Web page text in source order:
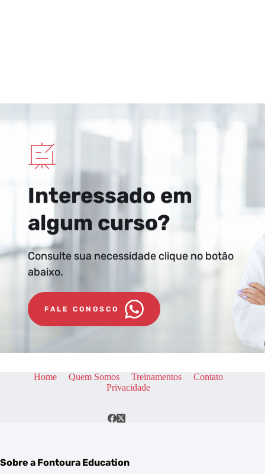
Interessado em
algum curso?
Consulte sua necessidade clique no botão
abaixo.
FALE CONOSCO
Home Quem Somos Treinamentos
Contato
Privacidade
Sobre a Fontoura Education